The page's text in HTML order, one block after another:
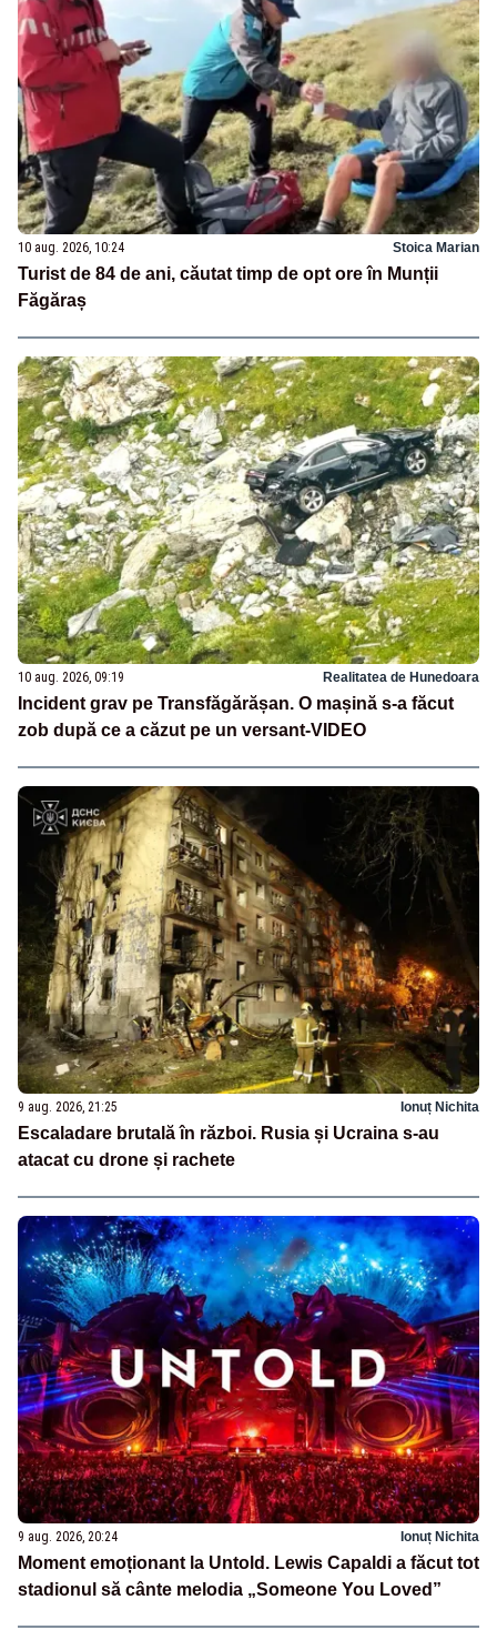
10 aug. 2026, 10:24 Stoica Marian
Turist de 84 de ani, căutat timp de opt ore în Munții
Făgăraș
10 aug. 2026, 09:19 Realitatea de Hunedoara
Incident grav pe Transfăgărășan. O mașină s-a făcut
zob după ce a căzut pe un versant-VIDEO
9 aug. 2026, 21:25 Ionuț Nichita
Escaladare brutală în război. Rusia și Ucraina s-au
atacat cu drone și rachete
9 aug. 2026, 20:24 Ionuț Nichita
Moment emoționant la Untold. Lewis Capaldi a făcut tot
stadionul să cânte melodia „Someone You Loved”